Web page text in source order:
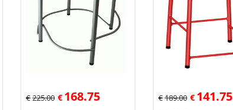
€225.00 € 168.75 €189.00 € 141.75